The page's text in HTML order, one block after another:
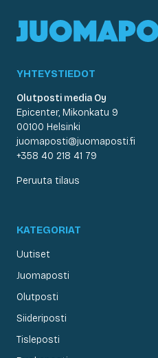
YHTEYSTIEDOT
Olutposti media Oy
Epicenter, Mikonkatu 9
00100 Helsinki
juomaposti@juomaposti.fi
+358 40 218 41 79
Peruuta tilaus
KATEGORIAT
Uutiset
Juomaposti
Olutposti
Siideriposti
Tisleposti